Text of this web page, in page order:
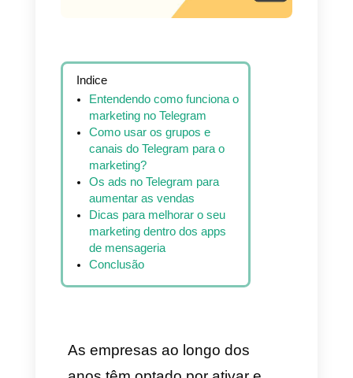
Indice
Entendendo como funciona o
marketing no Telegram
Como usar os grupos e
canais do Telegram para o
marketing?
Dicas para melhorar o seu
marketing dentro dos apps